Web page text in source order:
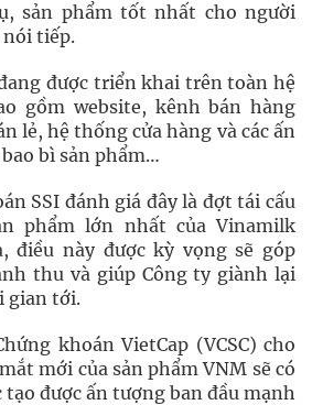
sản phẩm tốt nhất cho người
nói tiếp.
được triển khai trên toàn hệ
gồm website, kênh bán hàng
lẻ, hệ thống cửa hàng và các ấn
bì sản phẩm…
SSI đánh giá đây là đợt tái cấu
phẩm lớn nhất của Vinamilk
điều này được kỳ vọng sẽ góp
thu và giúp Công ty giành lại
gian tới.
khoán VietCap (VCSC) cho
mới của sản phẩm VNM sẽ có
được ấn tượng ban đầu mạnh